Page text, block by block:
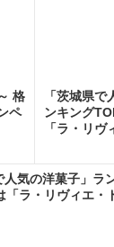
格
ペ
「茨城県
ンキング
「ラ・リ
人気の洋菓子」ラ
ラ・リヴィエ・